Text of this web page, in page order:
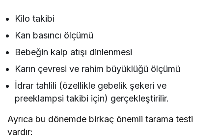
Kilo takibi
Kan basıncı ölçümü
Bebeğin kalp atışı dinlenmesi
Karın çevresi ve rahim büyüklüğü ölçümü
İdrar tahlili (özellikle gebelik şekeri ve
preeklampsi takibi için) gerçekleştirilir.
Ayrıca bu dönemde birkaç önemli tarama testi
vardır: